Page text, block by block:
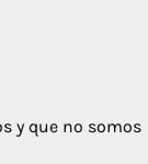
y que no somos